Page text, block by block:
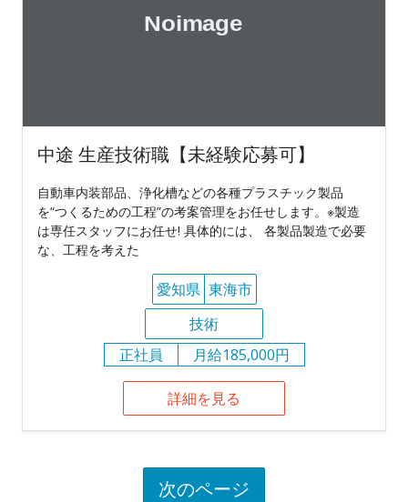
中途 生産技術職【未経験応募可】
自動車内装部品、浄化槽などの各種プラスチック製品
を“つくるための工程”の考案管理をお任せします。※製造
は専任スタッフにお任せ! 具体的には、 各製品製造で必要
な、工程を考えた
愛知県 東海市
技術
正社員
月給185,000円
詳細を見る
次のページ